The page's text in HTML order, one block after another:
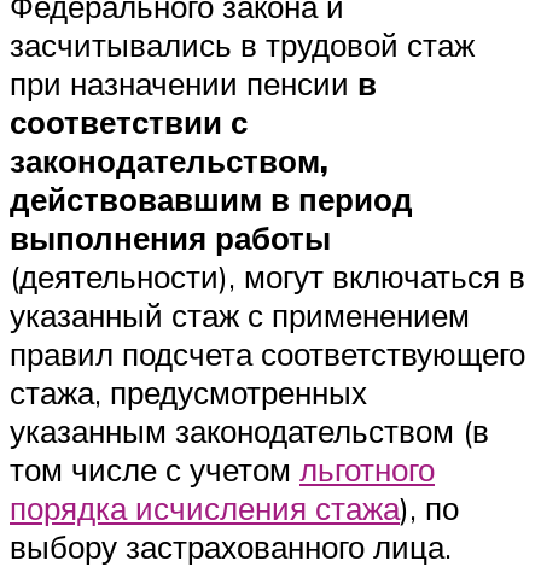
засчитывались в трудовой стаж
при назначении пенсии в
соответствии с
законодательством,
действовавшим в период
выполнения работы
(деятельности), могут включаться в
указанный стаж с применением
правил подсчета соответствующего
стажа, предусмотренных
указанным законодательством (в
том числе с учетом льготного
порядка исчисления стажа), по
выбору застрахованного лица.